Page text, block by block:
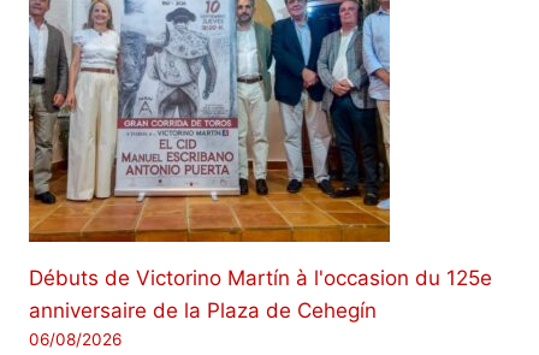
Débuts de Victorino Martín à l'occasion du 125e
anniversaire de la Plaza de Cehegín
06/08/2026